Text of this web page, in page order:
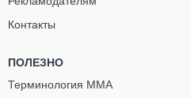
Контакты
ПОЛЕЗНО
Терминология ММА